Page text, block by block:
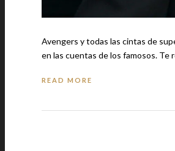
Avengers y todas las cintas de
READ MORE